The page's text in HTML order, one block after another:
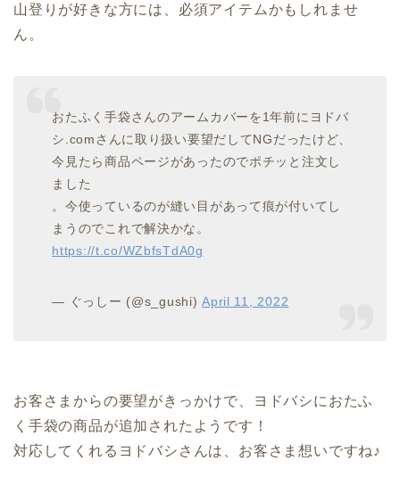
山登りが好きな方には、必須アイテムかもしれませ
ん。
おたふく手袋さんのアームカバーを1年前にヨドバ
シ.comさんに取り扱い要望だしてNGだったけど、
今見たら商品ページがあったのでポチッと注文し
ました
。今使っているのが縫い目があって痕が付いてし
まうのでこれで解決かな。
https://t.co/WZbfsTdA0g
— ぐっしー (@s_gushi)April 11, 2022
お客さまからの要望がきっかけで、ヨドバシにおたふ
く手袋の商品が追加されたようです！
対応してくれるヨドバシさんは、お客さま想いですね♪